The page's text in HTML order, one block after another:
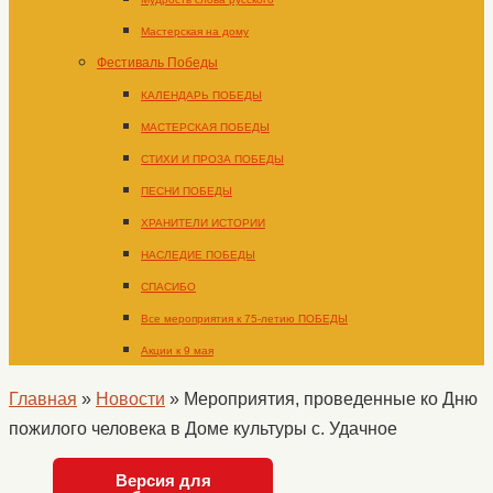
Мастерская на дому
Фестиваль Победы
КАЛЕНДАРЬ ПОБЕДЫ
МАСТЕРСКАЯ ПОБЕДЫ
СТИХИ И ПРОЗА ПОБЕДЫ
ПЕСНИ ПОБЕДЫ
ХРАНИТЕЛИ ИСТОРИИ
НАСЛЕДИЕ ПОБЕДЫ
СПАСИБО
Все мероприятия к 75-летию ПОБЕДЫ
Акции к 9 мая
Главная » Новости » Мероприятия, проведенные ко Дню
пожилого человека в Доме культуры с. Удачное
Версия для